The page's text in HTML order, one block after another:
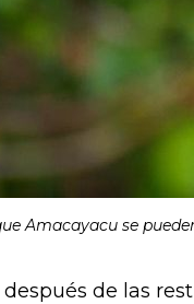
Amacayacu se
de las